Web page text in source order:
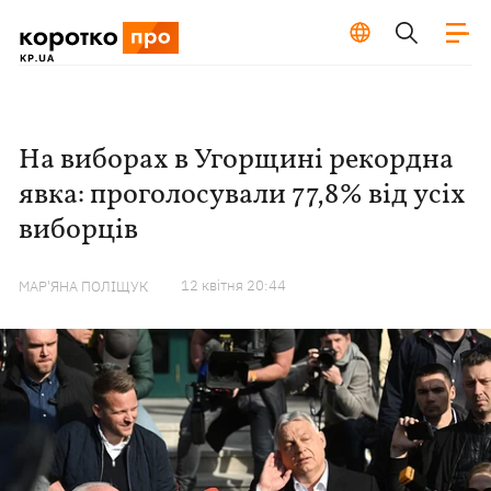
На виборах в Угорщині рекордна
явка: проголосували 77,8% від усіх
виборців
МАР'ЯНА ПОЛІЩУК 12 квiтня 20:44